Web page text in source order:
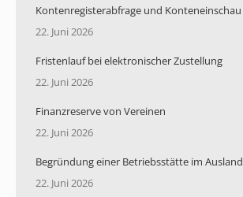
Kontenregisterabfrage und Konteneinschau
22. Juni 2026
Fristenlauf bei elektronischer Zustellung
22. Juni 2026
Finanzreserve von Vereinen
22. Juni 2026
Begründung einer Betriebsstätte im Ausland
22. Juni 2026